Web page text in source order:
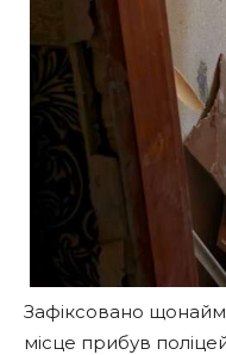
Зафіксовано
місце прибув